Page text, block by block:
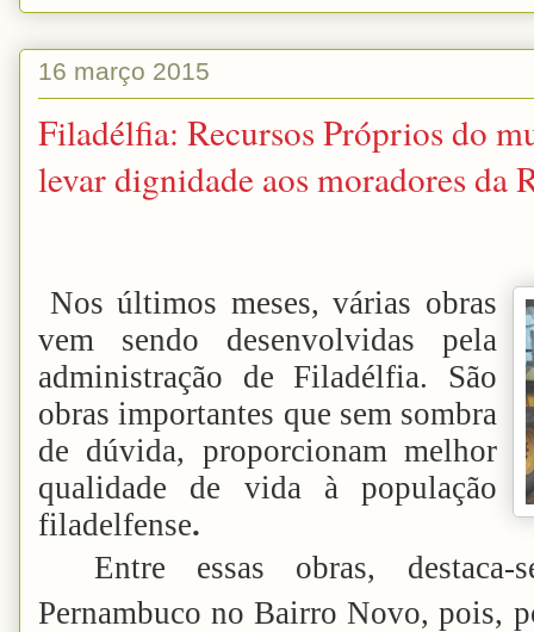
16 março 2015
Filadélfia: Recursos Próprios do
levar dignidade aos moradores da
Nos últimos meses, várias obras
vem sendo desenvolvidas pela
administração de Filadélfia. São
obras importantes que sem sombra
de dúvida, proporcionam melhor
qualidade de vida à população
filadelfense.
Entre essas obras,
Pernambuco no Bairro Novo, pois,